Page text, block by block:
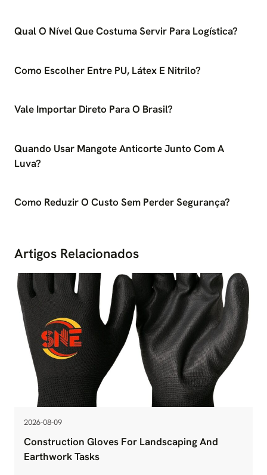
Qual O Nível Que Costuma Servir Para Logística?
Como Escolher Entre PU, Látex E Nitrilo?
Vale Importar Direto Para O Brasil?
Quando Usar Mangote Anticorte Junto Com A
Luva?
Como Reduzir O Custo Sem Perder Segurança?
Artigos Relacionados
2026-08-09
Construction Gloves For Landscaping And
Earthwork Tasks